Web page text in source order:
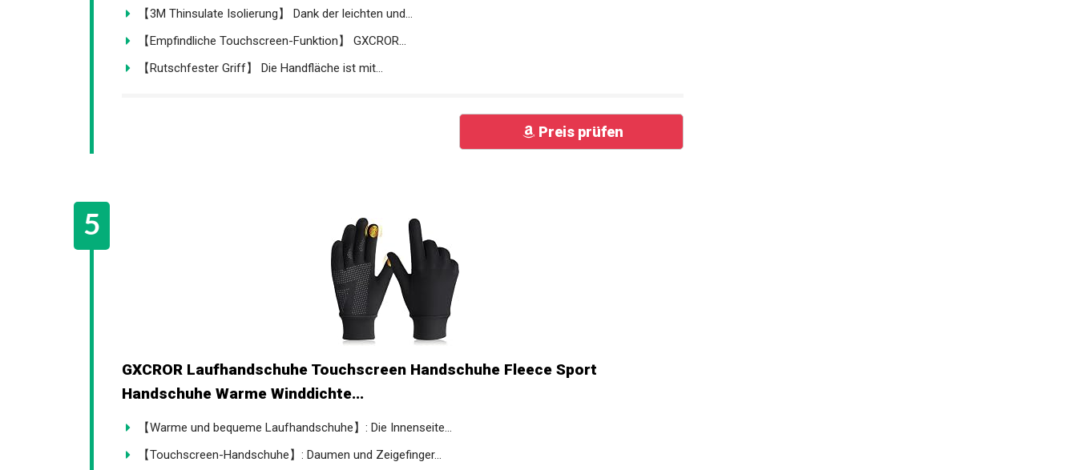
【3M Thinsulate Isolierung】 Dank der leichten und...
【Empfindliche Touchscreen-Funktion】 GXCROR...
【Rutschfester Griff】 Die Handfläche ist mit...
Preis prüfen
GXCROR Laufhandschuhe Touchscreen Handschuhe Fleece Sport
Handschuhe Warme Winddichte...
【Warme und bequeme Laufhandschuhe】: Die Innenseite...
【Touchscreen-Handschuhe】: Daumen und Zeigefinger...